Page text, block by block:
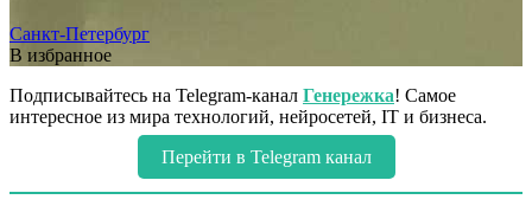
Санкт-Петербург
В избранное
Подписывайтесь на Telegram-канал Генережка! Самое
интересное из мира технологий, нейросетей, IT и бизнеса.
Перейти в Telegram канал